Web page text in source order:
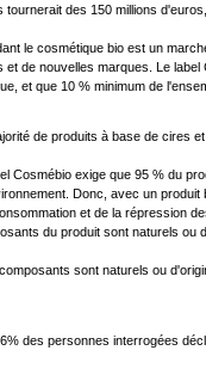
tournerait des 150 millions
le cosmétique bio est un
et de nouvelles marques. Le
et que 10 % minimum de
de produits à base de cires
Cosmébio exige que 95 % du
Donc, avec un
et de la répression
du produit sont naturels
sont naturels ou
des personnes interrogées